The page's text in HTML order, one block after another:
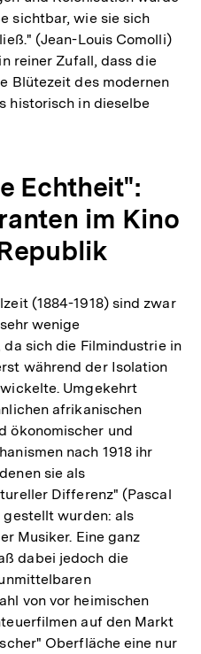
sichtbar, wie sie sich
(Jean-Louis Comolli)
reiner Zufall, dass die
Blütezeit des modernen
historisch in dieselbe
Echtheit":
im Kino
(1884-1918) sind zwar
wenige
sich die Filmindustrie in
während der Isolation
Umgekehrt
afrikanischen
ökonomischer und
nach 1918 ihr
sie als
Differenz" (Pascal
gestellt wurden: als
Musiker. Eine ganz
dabei jedoch die
von vor heimischen
auf den Markt
Oberfläche eine nur